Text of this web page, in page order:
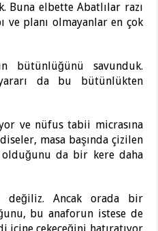
Buna elbette Abatlılar razı
ve planı olmayanlar en çok
bütünlüğünü savunduk.
da bu bütünlükten
ve nüfus tabii micrasına
masa başında çizilen
olduğunu da bir kere daha
değiliz. Ancak orada bir
bu anaforun istese de